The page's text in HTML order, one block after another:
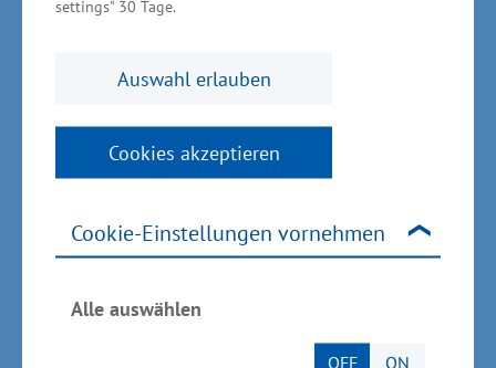
settings" 30 Tage.
Auswahl erlauben
Cookies akzeptieren
Cookie-Einstellungen vornehmen
Alle auswählen
OFF ON
Die Wirtschaftsleistung im Land ist im Vergleich
zu 2017 um 1,8 Prozent gewachsen. Das
Bruttoinlandsprodukt (BIP) liegt nach Angaben
Milliarden Euro. „Wirtschaftlich kommen wir
voran. Dennoch gibt es viel zu tun. Wir arbeiten
Wirtschaftsminister Glawe. „Mecklenburg-